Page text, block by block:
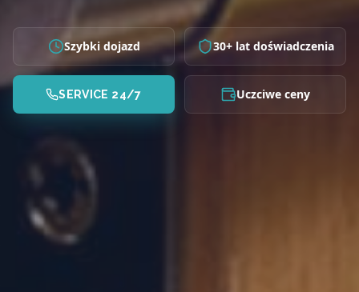
Szybki dojazd 30+ lat doświadczenia
SERVICE 24/7 Uczciwe ceny